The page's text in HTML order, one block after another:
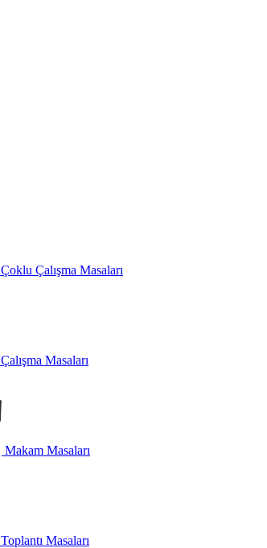
Çoklu Çalışma Masaları
Çalışma Masaları
Makam Masaları
Toplantı Masaları